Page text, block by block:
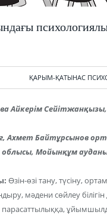
ҚАРЫМ-ҚАТЫНАС
Айкерім Сейітжанқызы,
Ахмет Байтұрсынов
Мойынқұм
Өзін-өзі тану, түсіну,
мәдени сөйлеу
парасаттылыққа,